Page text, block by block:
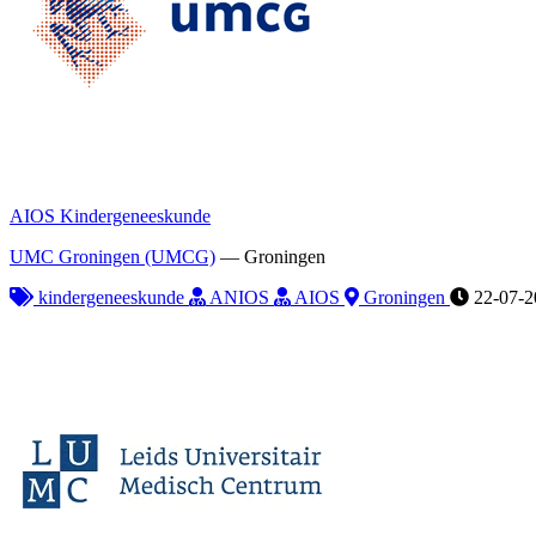
AIOS Kindergeneeskunde
UMC Groningen (UMCG) — Groningen
kindergeneeskunde
ANIOS AIOS Groningen 22-07-